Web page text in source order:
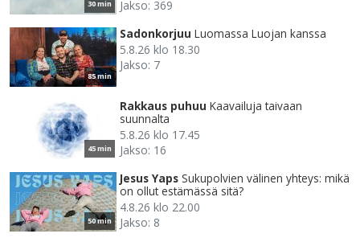
30 min
Jakso: 369
85 min
Sadonkorjuu Luomassa Luojan kanssa
5.8.26 klo 18.30
Jakso: 7
45 min
Rakkaus puhuu Kaavailuja taivaan
suunnalta
5.8.26 klo 17.45
Jakso: 16
50 min
Jesus Yaps Sukupolvien välinen yhteys: mikä
on ollut estämässä sitä?
4.8.26 klo 22.00
Jakso: 8